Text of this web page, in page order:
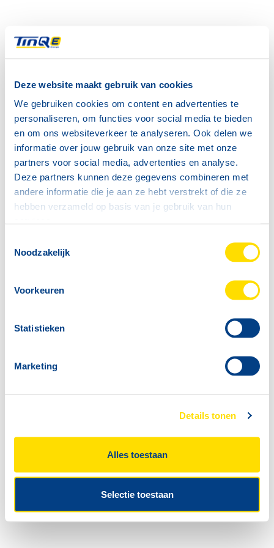
Deze website maakt gebruik van cookies
We gebruiken cookies om content en advertenties te
personaliseren, om functies voor social media te bieden
en om ons websiteverkeer te analyseren. Ook delen we
informatie over jouw gebruik van onze site met onze
partners voor social media, advertenties en analyse.
Deze partners kunnen deze gegevens combineren met
andere informatie die je aan ze hebt verstrekt of die ze
hebben verzameld op basis van je gebruik van hun
Noodzakelijk
Voorkeuren
Statistieken
Marketing
Details tonen
Alles toestaan
Selectie toestaan